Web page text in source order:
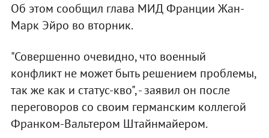
Об этом сообщил глава МИД Франции Жан-
Марк Эйро во вторник.
"Совершенно очевидно, что военный
конфликт не может быть решением проблемы,
так же как и статус-кво", - заявил он после
переговоров со своим германским коллегой
Франком-Вальтером Штайнмайером.